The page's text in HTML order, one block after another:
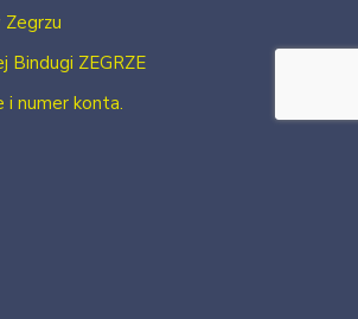
Bindugi ZEGRZE
numer konta.